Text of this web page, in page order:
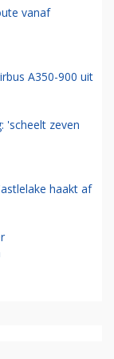
vanaf
A350-900 uit
'scheelt zeven
haakt af